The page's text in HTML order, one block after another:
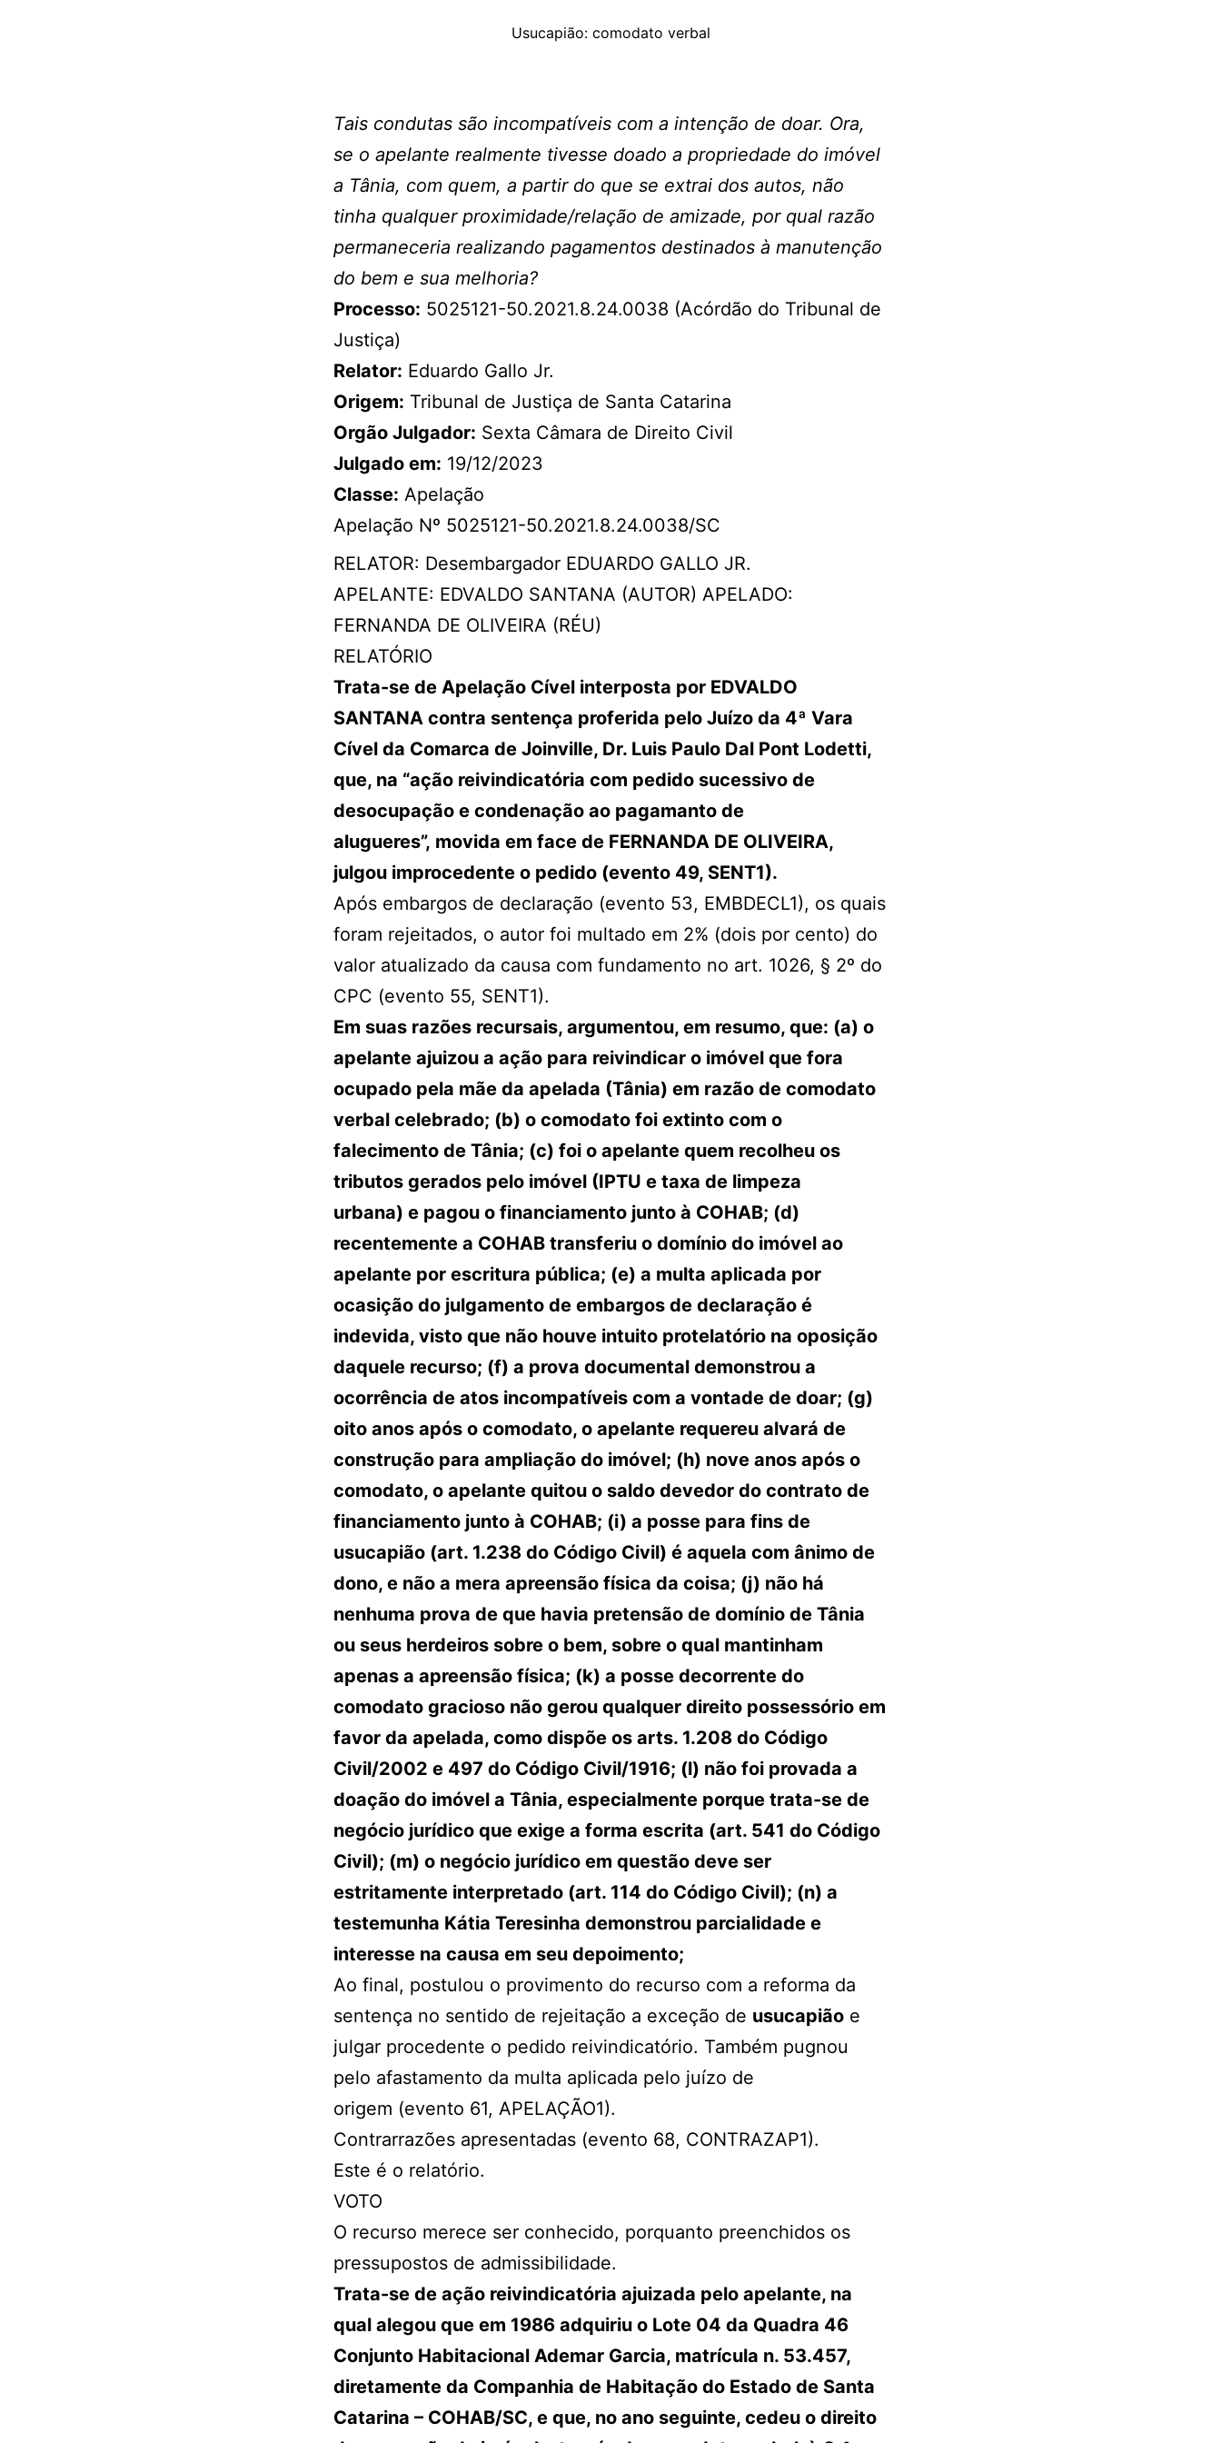
Usucapião: comodato verbal
Tais condutas são incompatíveis com a intenção de doar. Ora,
se o apelante realmente tivesse doado a propriedade do imóvel
a Tânia, com quem, a partir do que se extrai dos autos, não
tinha qualquer proximidade/relação de amizade, por qual razão
permaneceria realizando pagamentos destinados à manutenção
do bem e sua melhoria?
Processo: 5025121-50.2021.8.24.0038 (Acórdão do Tribunal de
Justiça)
Relator: Eduardo Gallo Jr.
Origem: Tribunal de Justiça de Santa Catarina
Orgão Julgador: Sexta Câmara de Direito Civil
Julgado em: 19/12/2023
Classe: Apelação
Apelação Nº 5025121-50.2021.8.24.0038/SC
RELATOR: Desembargador EDUARDO GALLO JR.
APELANTE: EDVALDO SANTANA (AUTOR) APELADO:
FERNANDA DE OLIVEIRA (RÉU)
RELATÓRIO
Trata-se de Apelação Cível interposta por EDVALDO
SANTANA contra sentença proferida pelo Juízo da 4ª Vara
Cível da Comarca de Joinville, Dr. Luis Paulo Dal Pont Lodetti,
que, na “ação reivindicatória com pedido sucessivo de
desocupação e condenação ao pagamanto de
alugueres”, movida em face de FERNANDA DE OLIVEIRA,
julgou improcedente o pedido (evento 49, SENT1).
Após embargos de declaração (evento 53, EMBDECL1), os quais
foram rejeitados, o autor foi multado em 2% (dois por cento) do
valor atualizado da causa com fundamento no art. 1026, § 2º do
CPC (evento 55, SENT1).
Em suas razões recursais, argumentou, em resumo, que: (a) o
apelante ajuizou a ação para reivindicar o imóvel que fora
ocupado pela mãe da apelada (Tânia) em razão de comodato
verbal celebrado; (b) o comodato foi extinto com o
falecimento de Tânia; (c) foi o apelante quem recolheu os
tributos gerados pelo imóvel (IPTU e taxa de limpeza
urbana) e pagou o financiamento junto à COHAB; (d)
recentemente a COHAB transferiu o domínio do imóvel ao
apelante por escritura pública; (e) a multa aplicada por
ocasição do julgamento de embargos de declaração é
indevida, visto que não houve intuito protelatório na oposição
daquele recurso; (f) a prova documental demonstrou a
ocorrência de atos incompatíveis com a vontade de doar; (g)
oito anos após o comodato, o apelante requereu alvará de
construção para ampliação do imóvel; (h) nove anos após o
comodato, o apelante quitou o saldo devedor do contrato de
financiamento junto à COHAB; (i) a posse para fins de
usucapião (art. 1.238 do Código Civil) é aquela com ânimo de
dono, e não a mera apreensão física da coisa; (j) não há
nenhuma prova de que havia pretensão de domínio de Tânia
ou seus herdeiros sobre o bem, sobre o qual mantinham
apenas a apreensão física; (k) a posse decorrente do
comodato gracioso não gerou qualquer direito possessório em
favor da apelada, como dispõe os arts. 1.208 do Código
Civil/2002 e 497 do Código Civil/1916; (l) não foi provada a
doação do imóvel a Tânia, especialmente porque trata-se de
negócio jurídico que exige a forma escrita (art. 541 do Código
Civil); (m) o negócio jurídico em questão deve ser
estritamente interpretado (art. 114 do Código Civil); (n) a
testemunha Kátia Teresinha demonstrou parcialidade e
interesse na causa em seu depoimento;
Ao final, postulou o provimento do recurso com a reforma da
sentença no sentido de rejeitação a exceção de usucapião e
julgar procedente o pedido reivindicatório. Também pugnou
pelo afastamento da multa aplicada pelo juízo de
origem (evento 61, APELAÇÃO1).
Contrarrazões apresentadas (evento 68, CONTRAZAP1).
Este é o relatório.
VOTO
O recurso merece ser conhecido, porquanto preenchidos os
pressupostos de admissibilidade.
Trata-se de ação reivindicatória ajuizada pelo apelante, na
qual alegou que em 1986 adquiriu o Lote 04 da Quadra 46
Conjunto Habitacional Ademar Garcia, matrícula n. 53.457,
diretamente da Companhia de Habitação do Estado de Santa
Catarina – COHAB/SC, e que, no ano seguinte, cedeu o direito